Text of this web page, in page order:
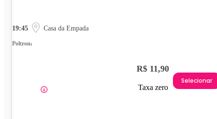
19:45 Casa da Empada
Poltrona
R$ 11,90
Taxa zero
Selecionar